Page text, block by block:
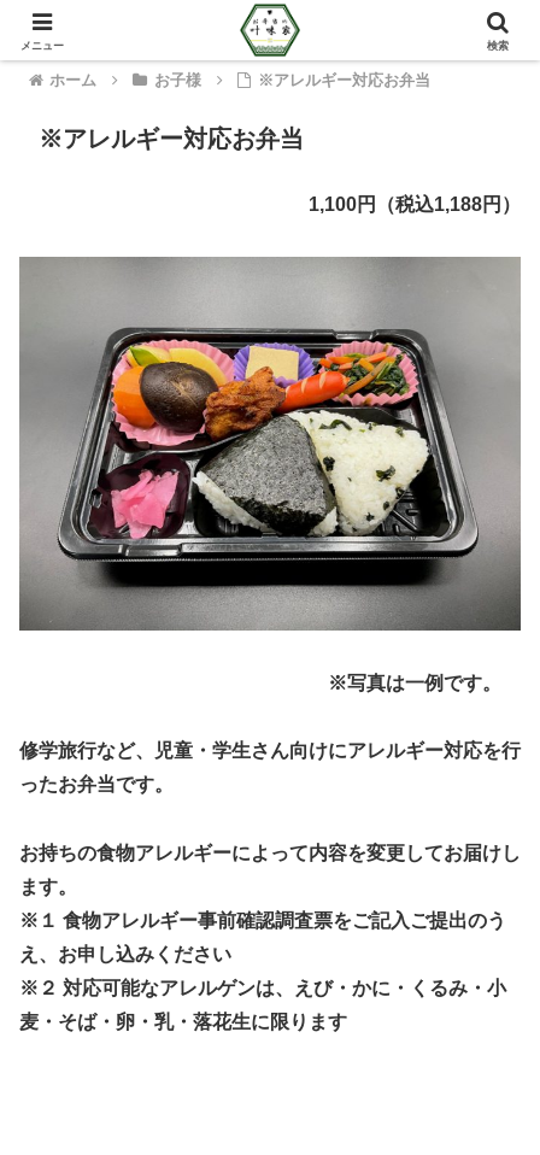
ホーム お子様 ※アレルギー対応お弁当
※アレルギー対応お弁当
1,100円（税込1,188円）
※写真は一例です。
修学旅行など、児童・学生さん向けにアレルギー対応を行
ったお弁当です。
お持ちの食物アレルギーによって内容を変更してお届けし
ます。
※１ 食物アレルギー事前確認調査票をご記入ご提出のう
え、お申し込みください
※２ 対応可能なアレルゲンは、えび・かに・くるみ・小
麦・そば・卵・乳・落花生に限ります
メニュー 検索